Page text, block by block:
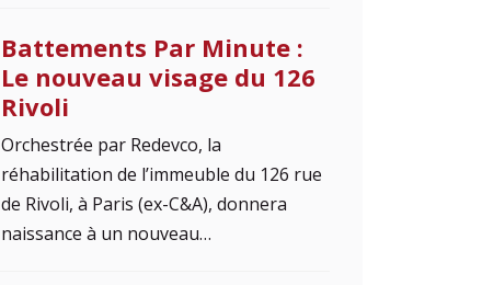
Battements Par Minute :
Le nouveau visage du 126
Rivoli
Orchestrée par Redevco, la
réhabilitation de l’immeuble du 126 rue
de Rivoli, à Paris (ex-C&A), donnera
naissance à un nouveau…